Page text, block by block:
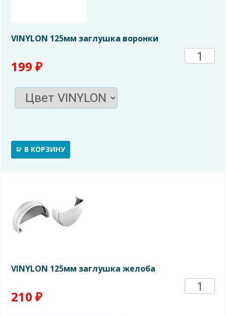
VINYLON 125мм заглушка воронки
199 ₽
В КОРЗИНУ
VINYLON 125мм заглушка желоба
210 ₽